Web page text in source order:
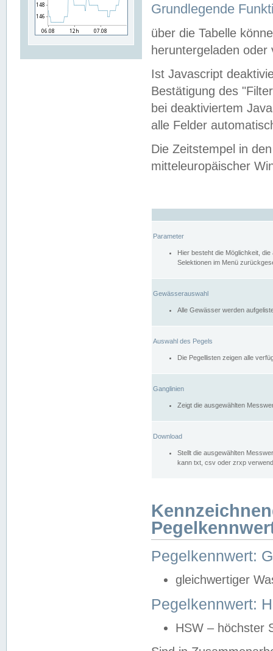
Grundlegende
über die Tabelle
heruntergeladen oder
Ist Javascript
Bestätigung des
bei deaktiviertem
alle Felder
Die Zeitstempel in
mitteleuropäischer
Parameter
Hier besteht die Möglichkeit,
Selektionen im Menü
Gewässerauswahl
Alle Gewässer werden
Auswahl des Pegels
Die Pegellisten zeigen alle
Ganglinien
Zeigt die ausgewählten
Download
Stellt die ausgewählten
kann txt, csv oder zrxp
Pegelkennwert:
gleichwertiger
Pegelkennwert:
HSW – höchster